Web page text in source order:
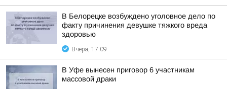
В Белорецке возбуждено уголовное дело по
факту причинения девушке тяжкого вреда
здоровью
Вчера, 17:09
В Уфе вынесен приговор 6 участникам
массовой драки